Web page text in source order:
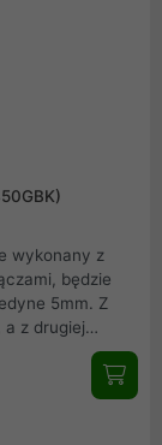
będzie
5mm. Z
a z drugiej
zasilania